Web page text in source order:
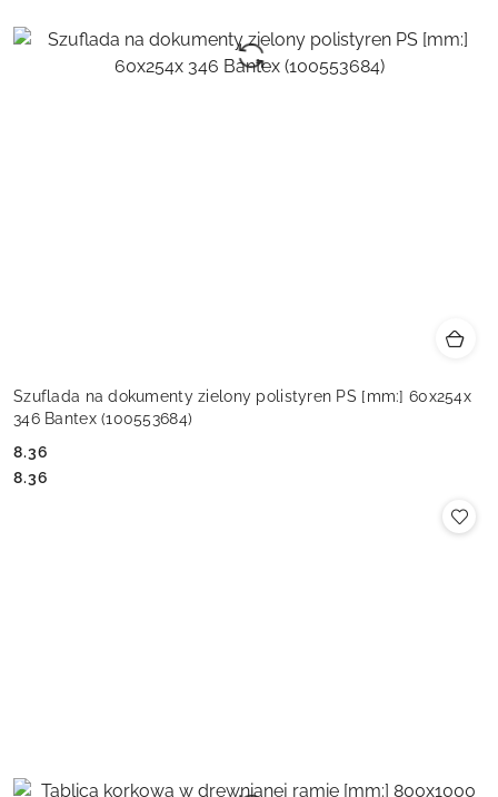
Szuflada na dokumenty zielony polistyren PS [mm:] 60x254x
346 Bantex (100553684)
Cena:
8.36
Cena:
8.36